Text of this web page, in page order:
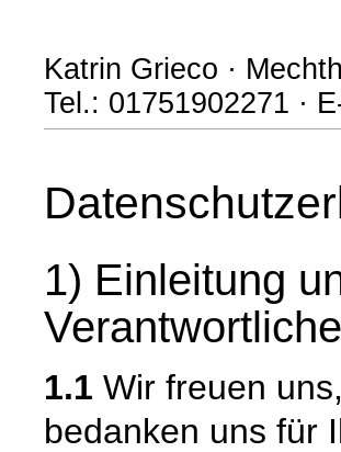
Katrin Grieco ·
Tel.: 01751902271 ·
1) Einleitung
1.1 Wir freuen
bedanken uns für